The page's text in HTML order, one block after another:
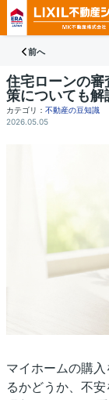
前へ
住宅ローンの
策についても解
カテゴリ： 不動産の豆知識
2026.05.05
マイホームの購
るかどうか、不